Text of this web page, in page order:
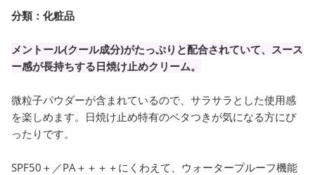
分類：化粧品
メントール(クール成分)がたっぷりと配合されていて、スース
ー感が長持ちする日焼け止めクリーム。
微粒子パウダーが含まれているので、サラサラとした使用感
を楽しめます。日焼け止め特有のベタつきが気になる方にぴ
ったりです。
SPF50＋／PA＋＋＋＋にくわえて、ウォータープルーフ機能